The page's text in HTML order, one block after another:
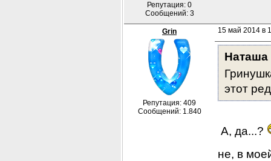
Репутация: 0
Сообщений: 3
Grin
Репутация: 409
Сообщений: 1.840
15 май 2014 в
Наташа
этот
А, да...?
не, в